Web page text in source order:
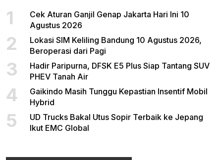
1
Cek Aturan Ganjil Genap Jakarta Hari Ini 10
Agustus 2026
2
Lokasi SIM Keliling Bandung 10 Agustus 2026,
Beroperasi dari Pagi
3
Hadir Paripurna, DFSK E5 Plus Siap Tantang SUV
PHEV Tanah Air
4
Gaikindo Masih Tunggu Kepastian Insentif Mobil
Hybrid
5
UD Trucks Bakal Utus Sopir Terbaik ke Jepang
Ikut EMC Global